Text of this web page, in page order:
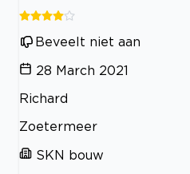
Beveelt niet aan
28 March 2021
Richard
Zoetermeer
SKN bouw